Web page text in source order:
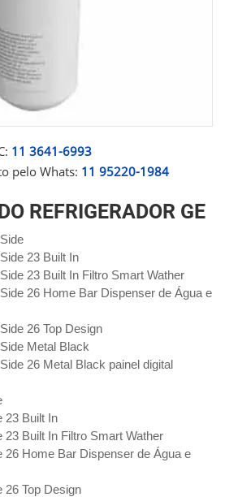
11 3641-6993
pelo Whats: 11 95220-1984
REFRIGERADOR GE
23 Built In
23 Built In Filtro Smart Wather
26 Home Bar Dispenser de Água e
26 Top Design
Metal Black
26 Metal Black painel digital
23 Built In
Built In Filtro Smart Wather
26 Home Bar Dispenser de Água e
26 Top Design